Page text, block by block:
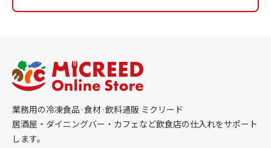
業務用の冷凍食品·食材·飲料通販 ミクリード
居酒屋・ダイニングバー・カフェなど飲食店の仕入れをサポート
します。